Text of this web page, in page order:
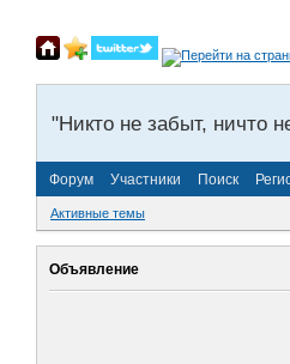
"Никто не забыт, ничто
Форум Участники Поиск
Активные темы
Объявление